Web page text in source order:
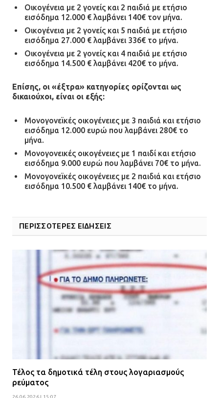
Οικογένεια με 2 γονείς και 2 παιδιά με ετήσιο
εισόδημα 12.000 € λαμβάνει 140€ τον μήνα.
Οικογένεια με 2 γονείς και 5 παιδιά με ετήσιο
εισόδημα 27.000 € λαμβάνει 336€ το μήνα.
Οικογένεια με 2 γονείς και 4 παιδιά με ετήσιο
εισόδημα 14.500 € λαμβάνει 420€ το μήνα.
Επίσης, οι «έξτρα» κατηγορίες ορίζονται ως
δικαιούχοι, είναι οι εξής:
Μονογονεϊκές οικογένειες με 3 παιδιά και ετήσιο
εισόδημα 12.000 ευρώ που λαμβάνει 280€ το
μήνα.
Μονογονεικές οικογένειες με 1 παιδί και ετήσιο
εισόδημα 9.000 ευρώ που λαμβάνει 70€ το μήνα.
Μονογονεϊκές οικογένειες με 2 παιδιά και ετήσιο
εισόδημα 10.500 € λαμβάνει 140€ το μήνα.
ΠΕΡΙΣΣΟΤΕΡΕΣ ΕΙΔΗΣΕΙΣ
Τέλος τα δημοτικά τέλη στους λογαριασμούς
ρεύματος
26.06.2026 | 15:07